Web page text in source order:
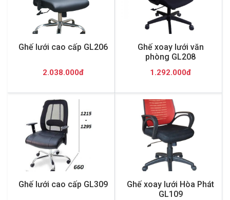
Ghế lưới cao cấp GL206
2.038.000đ
Ghế xoay lưới văn
phòng GL208
1.292.000đ
Ghế lưới cao cấp GL309
Ghế xoay lưới Hòa Phát
GL109